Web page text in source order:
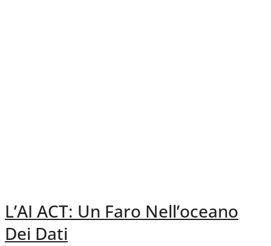
L’AI ACT: Un Faro Nell’oceano
Dei Dati